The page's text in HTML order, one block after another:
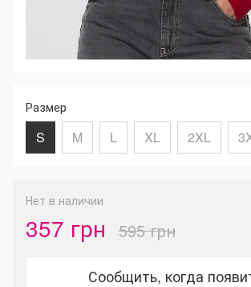
Размер
S M L XL 2XL
Нет в наличии
357 грн 595 грн
Сообщить, когда